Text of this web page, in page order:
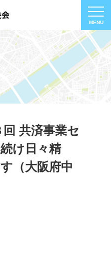
回 共済事業セ
け日々精
（大阪府中